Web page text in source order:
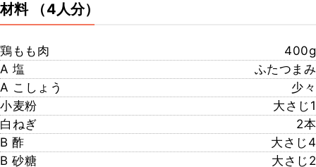
材料 （4人分）
鶏もも肉
400g
A 塩
ふたつまみ
A こしょう
少々
小麦粉
大さじ1
白ねぎ
2本
B 酢
大さじ4
B 砂糖
大さじ2